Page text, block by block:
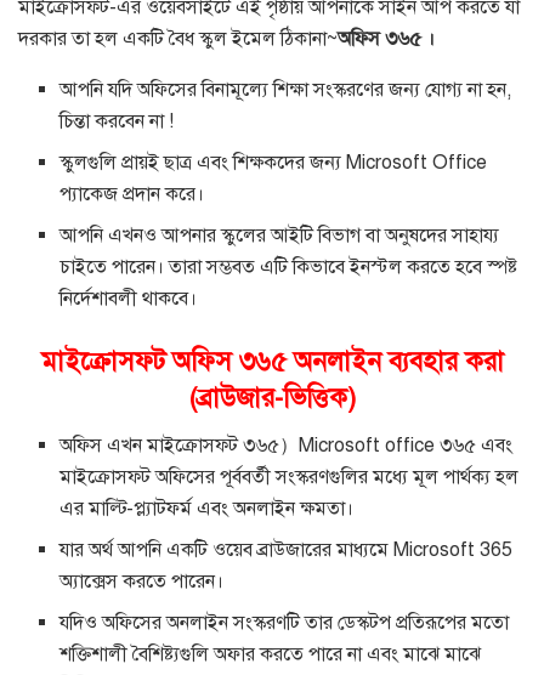
মাইক্রোসফ্ট-এর ওয়েবসাইটে এই পৃষ্ঠায় আপনাকে সাইন আপ করতে যা
দরকার তা হল একটি বৈধ স্কুল ইমেল ঠিকানা~অফিস ৩৬৫ ।
আপনি যদি অফিসের বিনামূল্যে শিক্ষা সংস্করণের জন্য যোগ্য না হন,
চিন্তা করবেন না !
স্কুলগুলি প্রায়ই ছাত্র এবং শিক্ষকদের জন্য Microsoft Office
প্যাকেজ প্রদান করে।
আপনি এখনও আপনার স্কুলের আইটি বিভাগ বা অনুষদের সাহায্য
চাইতে পারেন। তারা সম্ভবত এটি কিভাবে ইনস্টল করতে হবে স্পষ্ট
নির্দেশাবলী থাকবে।
মাইক্রোসফট অফিস ৩৬৫ অনলাইন ব্যবহার করা
(ব্রাউজার-ভিত্তিক)
অফিস এখন মাইক্রোসফ্ট ৩৬৫）Microsoft office ৩৬৫ এবং
মাইক্রোসফ্ট অফিসের পূর্ববর্তী সংস্করণগুলির মধ্যে মূল পার্থক্য হল
এর মাল্টি-প্ল্যাটফর্ম এবং অনলাইন ক্ষমতা।
যার অর্থ আপনি একটি ওয়েব ব্রাউজারের মাধ্যমে Microsoft 365
অ্যাক্সেস করতে পারেন।
যদিও অফিসের অনলাইন সংস্করণটি তার ডেস্কটপ প্রতিরূপের মতো
শক্তিশালী বৈশিষ্ট্যগুলি অফার করতে পারে না এবং মাঝে মাঝে